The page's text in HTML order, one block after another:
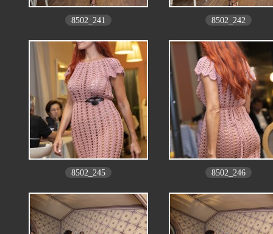
8502_241 8502_242
8502_245 8502_246